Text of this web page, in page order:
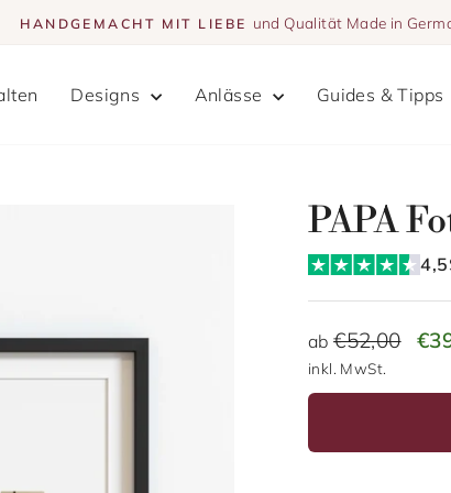
HANDGEMACHT MIT LIEBE und Qualität Made in
Designs Anlässe Guides & Tipps
PAPA
4,5
ab
Normaler
Preis
ab€52,00
inkl. MwSt.